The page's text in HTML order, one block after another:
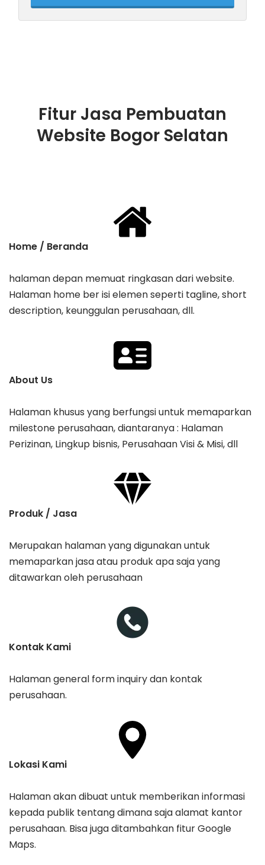
Fitur Jasa Pembuatan
Website Bogor Selatan
Home / Beranda
halaman depan memuat ringkasan dari website.
Halaman home ber isi elemen seperti tagline, ​short
description, keunggulan perusahaan, dll.
About Us
Halaman khusus yang berfungsi untuk memaparkan
milestone perusahaan, diantaranya : Halaman
Perizinan, Lingkup bisnis, Perusahaan Visi & Misi, dll
Produk / Jasa
Merupakan halaman yang digunakan untuk
memaparkan jasa atau produk apa saja yang
ditawarkan oleh perusahaan
Kontak Kami
Halaman general form inquiry dan kontak
perusahaan.
Lokasi Kami
Halaman akan dibuat untuk memberikan informasi
kepada publik tentang dimana saja alamat kantor
perusahaan. Bisa juga ditambahkan fitur Google
Maps.